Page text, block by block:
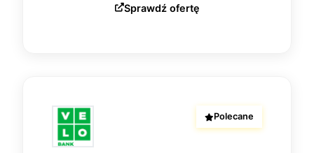
Sprawdź ofertę
Polecane